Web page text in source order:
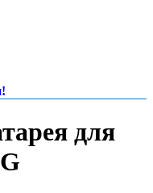
для